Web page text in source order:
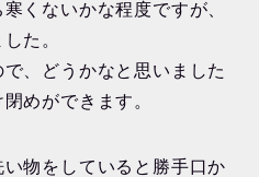
くないかな程度ですが、
た。
、どうかなと思いました
めができます。
物をしていると勝手口か